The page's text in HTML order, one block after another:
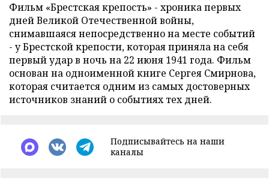
Фильм «Брестская крепость» - хроника первых
дней Великой Отечественной войны,
снимавшаяся непосредственно на месте событий
- у Брестской крепости, которая приняла на себя
первый удар в ночь на 22 июня 1941 года. Фильм
основан на одноименной книге Сергея Смирнова,
которая считается одним из самых достоверных
источников знаний о событиях тех дней.
Подписывайтесь на наши
каналы